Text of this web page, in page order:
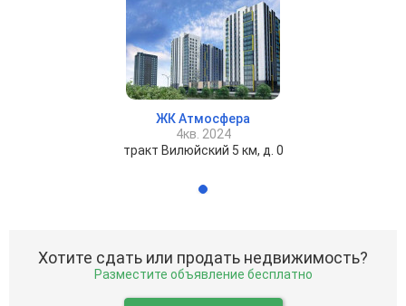
ЖК Атмосфера
4кв. 2024
тракт Вилюйский 5 км, д. 0
Хотите сдать или продать недвижимость?
Разместите объявление бесплатно